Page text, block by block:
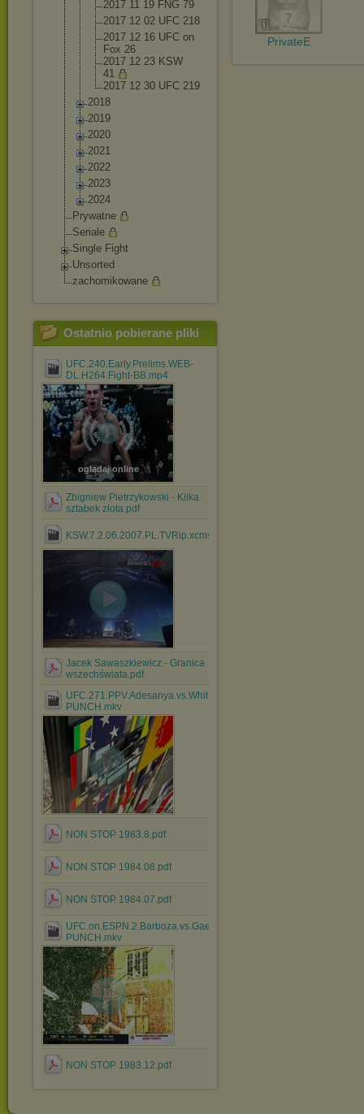
2017 11 19 FNG 79
2017 12 02 UFC 218
2017 12 16 UFC on
Fox 26
2017 12 23 KSW
41
2017 12 30 UFC 219
2018
2019
2020
2021
2022
2023
2024
Prywatne
Seriale
Single Fight
Unsorted
zachomikowane
Ostatnio pobierane pliki
UFC.240.Early.Prelims.WEB-
DL.H264.Fight-BB.mp4
oglądaj online
Zbigniew Pietrzykowski - Kilka
sztabek złota.pdf
KSW.7.2.06.2007.PL.TVRip.xcms(1).avi
Jacek Sawaszkiewicz - Granica
wszechświata.pdf
UFC.271.PPV.Adesanya.vs.Whittaker.2.WEB.x264-
PUNCH.mkv
NON STOP 1983.8.pdf
NON STOP 1984.08.pdf
NON STOP 1984.07.pdf
UFC.on.ESPN.2.Barboza.vs.Gaethje.HDTV.x264-
PUNCH.mkv
NON STOP 1983.12.pdf
PrivateE